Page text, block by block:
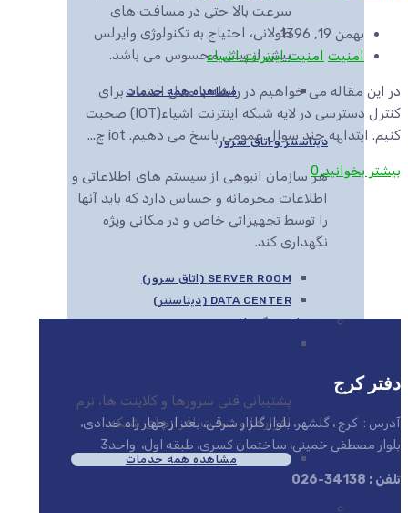
سرعت بالا حتی در مسافت های
طولانی، احتیاج به تکنولوژی وایرلس
بیش از پیش محسوس می باشد.
مشاهده همه خدمات
دیتاسنتر و اتاق سرور
هر سازمان انبوهی از سیستم های اطلاعاتی و
اطلاعات محرمانه و حساس دارد که باید آنها
را توسط تجهیزاتی خاص و در مکانی ویژه
نگهداری کند.
SERVER ROOM (اتاق سرور)
DATA CENTER (دیتاسنتر)
پشتیبانی و نگهداری
پشتیبانی فنی سرورها و کلاینت ها، نرم
افزارها و سخت افزارهای شبکه
مشاهده همه خدمات
بهمن 19, 1396
امنیت امنیت اینترنت اشیاء
در این مقاله می خواهیم در رابطه با مدل اعتماد برای
کنترل دسترسی در لایه شبکه اینترنت اشیاء(IOT) صحبت
کنیم. ایتدا به چند سوال عمومی پاسخ می دهیم. iot چ...
بیشتر بخوانید 0
دفتر کرج
آدرس : کرج ، گلشهر، بلوار گلزار شرقی، بعد از چهار راه حدادی،
بلوار مصطفی خمینی، ساختمان کسری، طبقه اول، واحد3
تلفن : 34138-026